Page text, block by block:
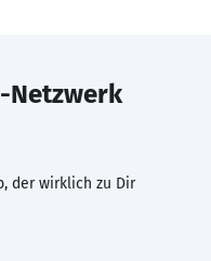
Netzwerk
der wirklich zu Dir